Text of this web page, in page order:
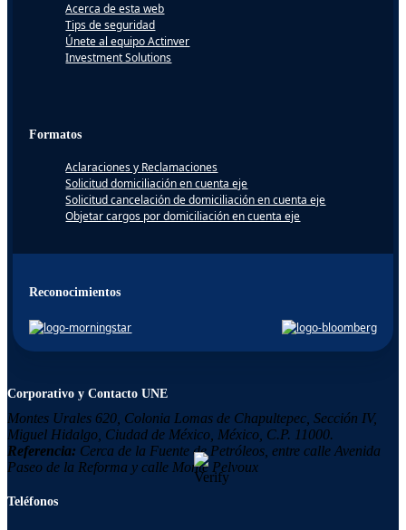
Acerca de esta web
Tips de seguridad
Únete al equipo Actinver
Investment Solutions
Formatos
Aclaraciones y Reclamaciones
Solicitud domiciliación en cuenta eje
Solicitud cancelación de domiciliación en cuenta eje
Objetar cargos por domiciliación en cuenta eje
Reconocimientos
Corporativo y Contacto UNE
Montes Urales 620, Colonia Lomas de Chapultepec, Sección IV,
Miguel Hidalgo, Ciudad de México, México, C.P. 11000.
Referencia: Cerca de la Fuente de Petróleos, entre calle Avenida
Paseo de la Reforma y calle Monte Pelvoux
Teléfonos